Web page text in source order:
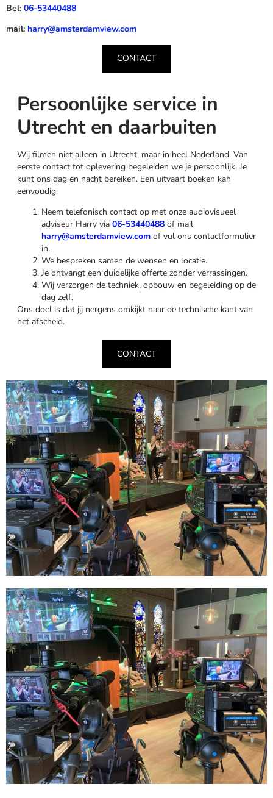
Bel: 06-53440488
mail: harry@amsterdamview.com
CONTACT
Persoonlijke service in
Utrecht en daarbuiten
Wij filmen niet alleen in Utrecht, maar in heel Nederland. Van
eerste contact tot oplevering begeleiden we je persoonlijk. Je
kunt ons dag en nacht bereiken. Een uitvaart boeken kan
eenvoudig:
Neem telefonisch contact op met onze audiovisueel
adviseur Harry via 06-53440488 of mail
harry@amsterdamview.com of vul ons contactformulier
in.
We bespreken samen de wensen en locatie.
Je ontvangt een duidelijke offerte zonder verrassingen.
Wij verzorgen de techniek, opbouw en begeleiding op de
dag zelf.
Ons doel is dat jij nergens omkijkt naar de technische kant van
het afscheid.
CONTACT